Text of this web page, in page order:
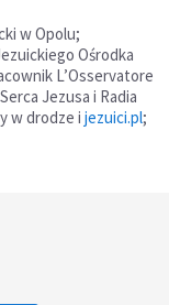
w Opolu;
Ośrodka
L’Osservatore
Jezusa i Radia
w drodze i jezuici.pl;